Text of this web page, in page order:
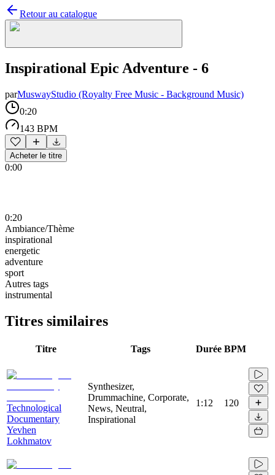
Retour au catalogue
Inspirational Epic Adventure - 6
parMuswayStudio (Royalty Free Music - Background Music)
0:20
143 BPM
Acheter le titre
0:00
0:20
Ambiance/Thème
inspirational
energetic
adventure
sport
Autres tags
instrumental
Titres similaires
Titre Tags Durée BPM
Technological
Documentary
Yevhen
Lokhmatov
Synthesizer,
Drummachine, Corporate,
News, Neutral,
Inspirational
1:12 120